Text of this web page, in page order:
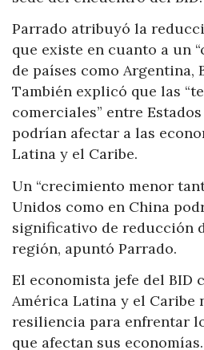
Parrado atribuyó la
que existe en cuanto a un
de países como Argentina,
También explicó que las
comerciales” entre
podrían afectar a las
Latina y el Caribe.
Un “crecimiento menor
Unidos como en China
significativo de reducción
región, apuntó Parrado.
El economista jefe del BID
América Latina y el Caribe
resiliencia para enfrentar
que afectan sus economías.